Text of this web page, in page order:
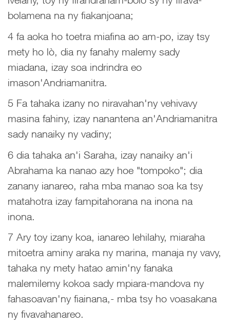
bolamena na ny fiakanjoana;
4 fa aoka ho toetra miafina ao am-po, izay tsy
mety ho lò, dia ny fanahy malemy sady
miadana, izay soa indrindra eo
imason'Andriamanitra.
5 Fa tahaka izany no niravahan'ny vehivavy
masina fahiny, izay nanantena an'Andriamanitra
sady nanaiky ny vadiny;
6 dia tahaka an'i Saraha, izay nanaiky an'i
Abrahama ka nanao azy hoe "tompoko"; dia
zanany ianareo, raha mba manao soa ka tsy
matahotra izay fampitahorana na inona na
inona.
7 Ary toy izany koa, ianareo lehilahy, miaraha
mitoetra aminy araka ny marina, manaja ny vavy,
tahaka ny mety hatao amin'ny fanaka
malemilemy kokoa sady mpiara-mandova ny
fahasoavan'ny fiainana,- mba tsy ho voasakana
ny fivavahanareo.